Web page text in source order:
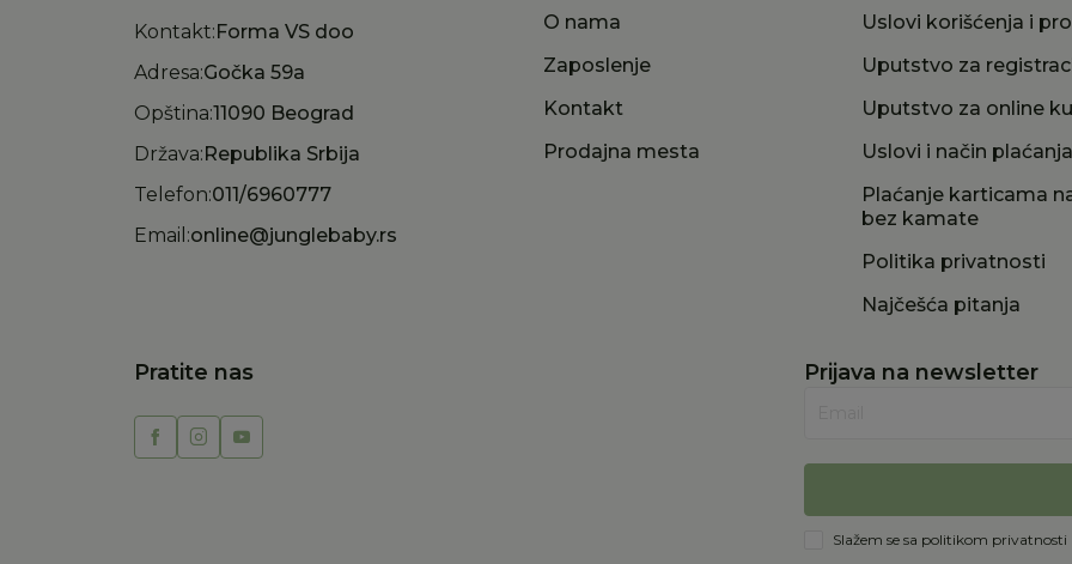
Kontakt:Forma VS doo
Adresa:Gočka 59a
Opština:11090 Beograd
Država:Republika Srbija
Telefon:011/6960777
Email:online@junglebaby.rs
O nama
Zaposlenje
Kontakt
Prodajna mesta
Uslovi korišćenja i
Uputstvo za
Uputstvo za online
Uslovi i način plaćanja
Plaćanje karticama
bez kamate
Politika privatnosti
Najčešća pitanja
Pratite nas Prijava na newsletter
Slažem se sa politikom privatnosti